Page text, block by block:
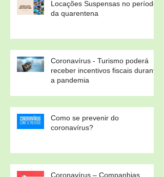
Locações Suspensas no período
da quarentena
Coronavírus - Turismo poderá
receber incentivos fiscais durante
a pandemia
Como se prevenir do
coronavírus?
Coronavírus – Companhias